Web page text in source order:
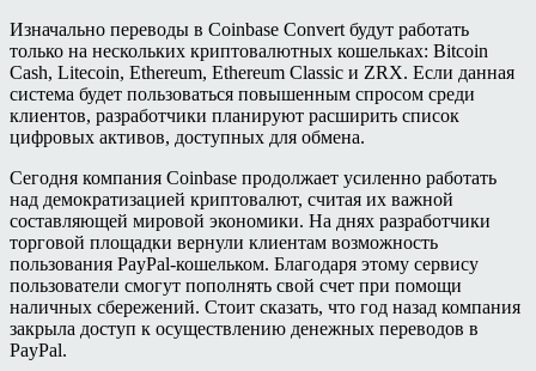
Изначально переводы в Coinbase Convert будут работать
только на нескольких криптовалютных кошельках: Bitcoin
Cash, Litecoin, Ethereum, Ethereum Classic и ZRX. Если данная
система будет пользоваться повышенным спросом среди
клиентов, разработчики планируют расширить список
цифровых активов, доступных для обмена.
Сегодня компания Coinbase продолжает усиленно работать
над демократизацией криптовалют, считая их важной
составляющей мировой экономики. На днях разработчики
торговой площадки вернули клиентам возможность
пользования PayPal-кошельком. Благодаря этому сервису
пользователи смогут пополнять свой счет при помощи
наличных сбережений. Стоит сказать, что год назад компания
закрыла доступ к осуществлению денежных переводов в
PayPal.